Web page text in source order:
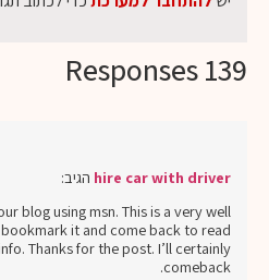
139 Responses
hire car with driver הגיב:
blog using msn. This is a very well
it and come back to read
Thanks for the post. I’ll certainly
comeback.